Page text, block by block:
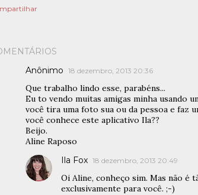
Anônimo 18 dezembro, 2013 20:36
Que trabalho lindo esse, parabéns...
Eu to vendo muitas amigas minha usando
você tira uma foto sua ou da pessoa e faz
você conhece este aplicativo Ila??
Beijo.
Aline Raposo
Ila Fox 18 dezembro, 2013 20:49
Oi Aline, conheço sim. Mas não é
exclusivamente para você. ;-)